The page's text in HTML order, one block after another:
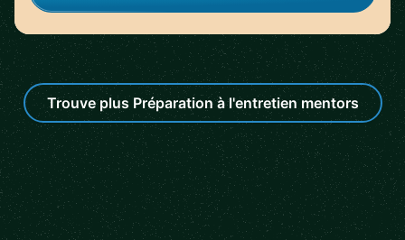
Trouve plus Préparation à l'entretien mentors